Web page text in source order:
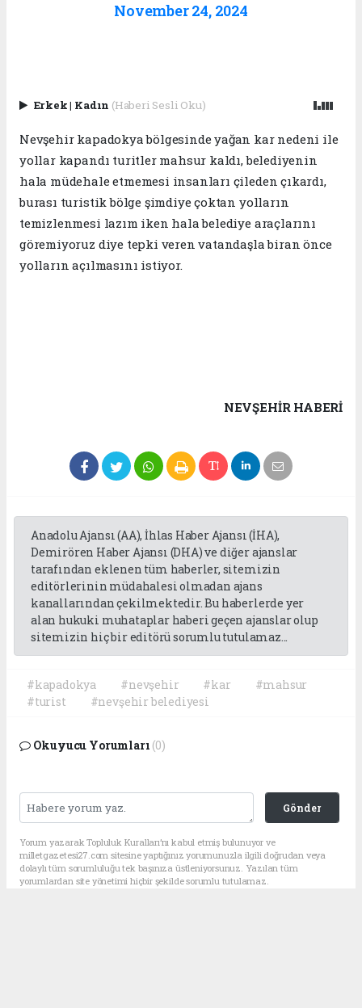
November 24, 2024
Erkek| Kadın (Haberi Sesli Oku)
Nevşehir kapadokya bölgesinde yağan kar nedeni ile
yollar kapandı turitler mahsur kaldı, belediyenin
hala müdehale etmemesi insanları çileden çıkardı,
burası turistik bölge şimdiye çoktan yolların
temizlenmesi lazım iken hala belediye araçlarını
göremiyoruz diye tepki veren vatandaşla biran önce
yolların açılmasını istiyor.
NEVŞEHIR HABERİ
Anadolu Ajansı (AA), İhlas Haber Ajansı (İHA),
Demirören Haber Ajansı (DHA) ve diğer ajanslar
tarafından eklenen tüm haberler, sitemizin
editörlerinin müdahalesi olmadan ajans
kanallarından çekilmektedir. Bu haberlerde yer
alan hukuki muhataplar haberi geçen ajanslar olup
sitemizin hiç bir editörü sorumlu tutulamaz...
#kapadokya #nevşehir #kar
#mahsur
#turist
#nevşehir belediyesi
Okuyucu Yorumları (0)
Gönder
Yorum yazarak Topluluk Kuralları’nı kabul etmiş bulunuyor ve
milletgazetesi27.com sitesine yaptığınız yorumunuzla ilgili doğrudan veya
dolaylı tüm sorumluluğu tek başınıza üstleniyorsunuz. Yazılan tüm
yorumlardan site yönetimi hiçbir şekilde sorumlu tutulamaz.